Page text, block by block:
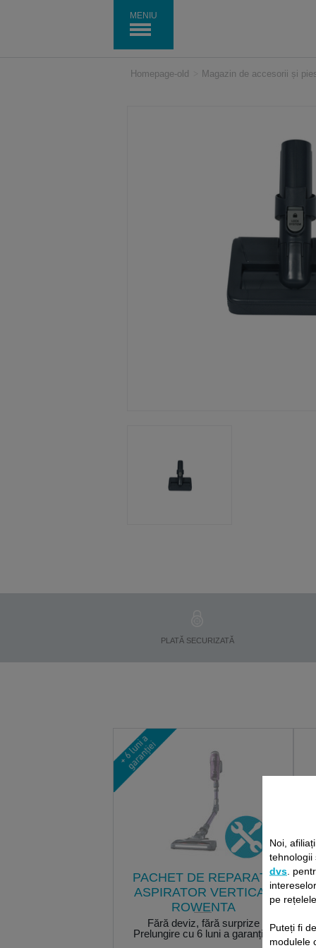
MENIU
Homepage-old Magazin de accesorii și
PLATĂ SECURIZATĂ
PACHET DE REPARAȚII
ASPIRATOR VERTICAL
ROWENTA
Fără deviz, fără surprize
Prelungire cu 6 luni a garanției!
Noi,
tehnologii
dvs .
pe
Puteți fi
modulele